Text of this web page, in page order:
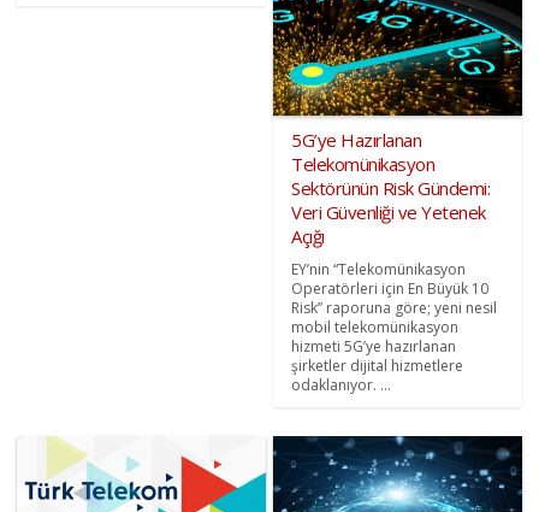
5G’ye Hazırlanan
Telekomünikasyon
Sektörünün Risk Gündemi:
Veri Güvenliği ve Yetenek
Açığı
EY’nin “Telekomünikasyon
Operatörleri için En Büyük 10
Risk” raporuna göre; yeni nesil
mobil telekomünikasyon
hizmeti 5G’ye hazırlanan
şirketler dijital hizmetlere
odaklanıyor. ...